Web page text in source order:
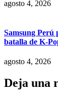
agosto 4, 2026
Samsung Perú
batalla de K-
agosto 4, 2026
Deja una